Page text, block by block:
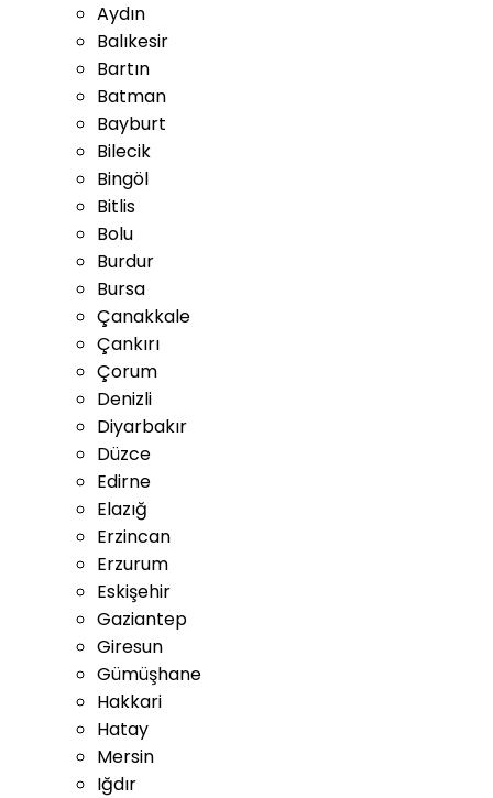
Aydın
Balıkesir
Bartın
Batman
Bayburt
Bilecik
Bingöl
Bitlis
Bolu
Burdur
Bursa
Çanakkale
Çankırı
Çorum
Denizli
Diyarbakır
Düzce
Edirne
Elazığ
Erzincan
Erzurum
Eskişehir
Gaziantep
Giresun
Gümüşhane
Hakkari
Hatay
Mersin
Iğdır